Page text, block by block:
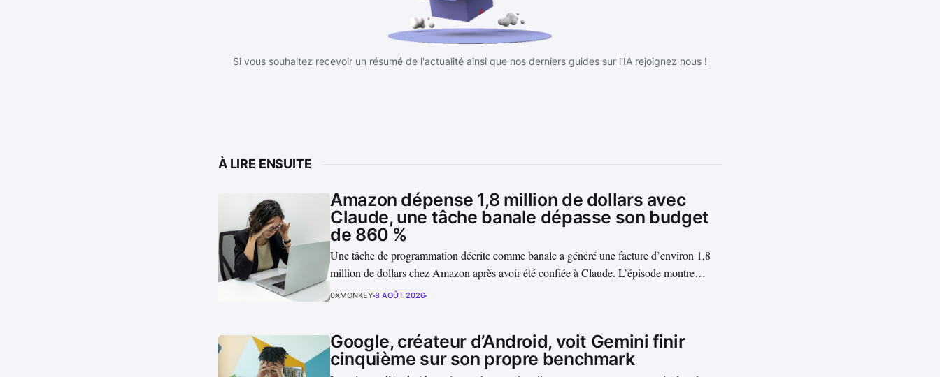
Si vous souhaitez recevoir un résumé de l'actualité ainsi que nos derniers guides sur l'IA rejoignez nous !
À LIRE ENSUITE
Amazon dépense 1,8 million de dollars avec
Claude, une tâche banale dépasse son budget
de 860 %
Une tâche de programmation décrite comme banale a généré une facture d’environ 1,8
million de dollars chez Amazon après avoir été confiée à Claude. L’épisode montre
comment un agent de code peut transformer quelques modifications automatisées en
0XMONKEY 8 AOÛT 2026
Google, créateur d’Android, voit Gemini finir
cinquième sur son propre benchmark